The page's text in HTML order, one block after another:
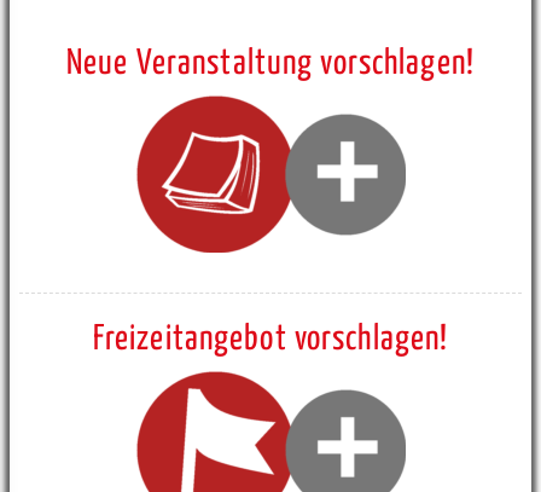
Neue Veranstaltung vorschlagen!
Freizeitangebot vorschlagen!